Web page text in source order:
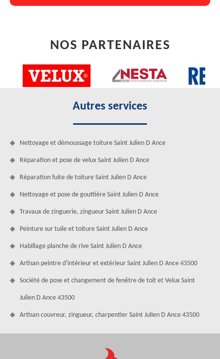
NOS PARTENAIRES
Autres services
Nettoyage et démoussage toiture Saint Julien D Ance
Réparation et pose de velux Saint Julien D Ance
Réparation fuite de toiture Saint Julien D Ance
Nettoyage et pose de gouttière Saint Julien D Ance
Travaux de zinguerie, zingueur Saint Julien D Ance
Peinture sur tuile et toiture Saint Julien D Ance
Habillage planche de rive Saint Julien D Ance
Artisan peintre d'intérieur et extérieur Saint Julien D Ance 43500
Société de pose et changement de fenêtre de toit et Velux Saint
Julien D Ance 43500
Artisan couvreur, zingueur, charpentier Saint Julien D Ance 43500